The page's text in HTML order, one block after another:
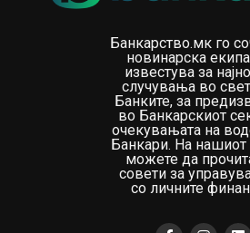
Банкарство.мк го
новинарска екипа
известува за
случувања во
Банките, за
во Банкарскиот
очекувањата на
Банкари. На нашиот
можете да
совети за
со личните